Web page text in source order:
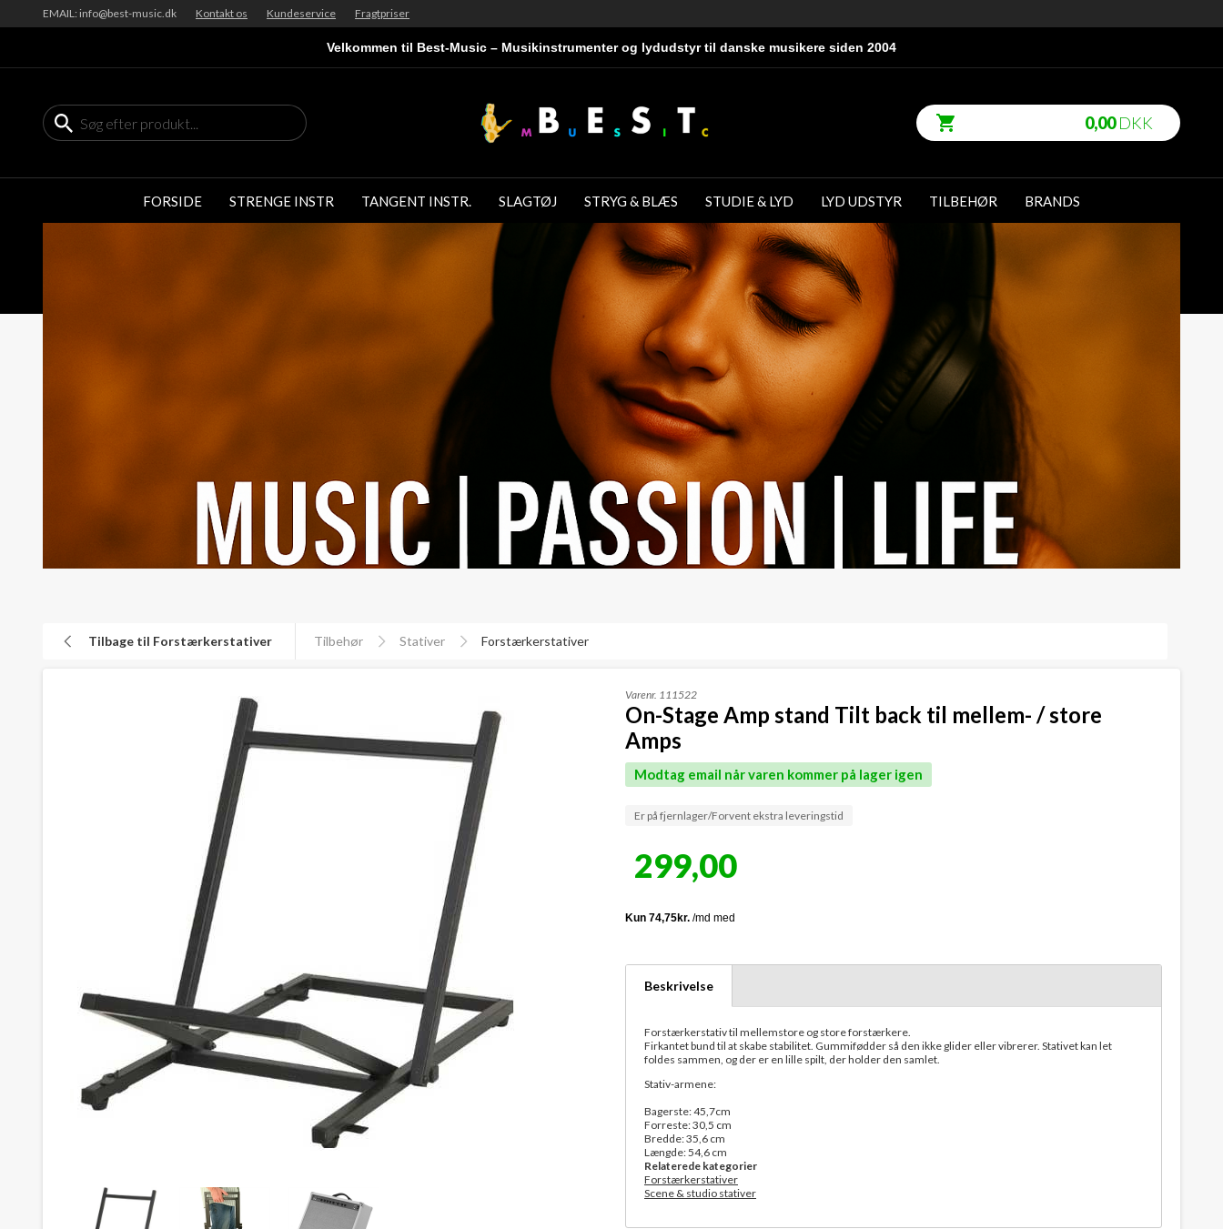
EMAIL: info@best-music.dk Kontakt os Kundeservice Fragtpriser
Velkommen til Best-Music – Musikinstrumenter og lydudstyr til danske musikere siden 2004
0,00DKK
FORSIDE STRENGE INSTR TANGENT INSTR. SLAGTØJ STRYG & BLÆS STUDIE & LYD LYD UDSTYR TILBEHØR BRANDS
Tilbage til Forstærkerstativer Tilbehør Stativer Forstærkerstativer
Varenr. 111522
On-Stage Amp stand Tilt back til mellem- / store
Amps
Modtag email når varen kommer på lager igen
Er på fjernlager/Forvent ekstra leveringstid
299,00
Beskrivelse
Forstærkerstativ til mellemstore og store forstærkere.
Firkantet bund til at skabe stabilitet. Gummifødder så den ikke glider eller vibrerer. Stativet kan let
foldes sammen, og der er en lille spilt, der holder den samlet.
Stativ-armene:
Bagerste: 45,7cm
Forreste: 30,5 cm
Bredde: 35,6 cm
Længde: 54,6 cm
Relaterede kategorier
Forstærkerstativer
Scene & studio stativer